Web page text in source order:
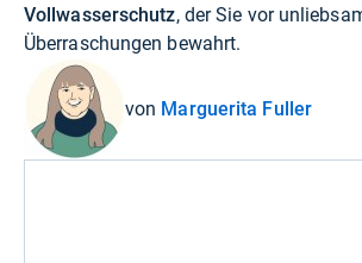
Vollwasserschutz, der Sie vor
Überraschungen bewahrt.
von Marguerita Fuller